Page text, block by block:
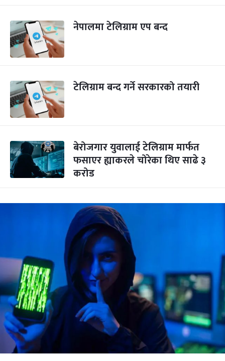
नेपालमा टेलिग्राम एप बन्द
टेलिग्राम बन्द गर्ने सरकारको तयारी
बेरोजगार युवालाई टेलिग्राम मार्फत
फसाएर ह्याकरले चोरेका थिए साढे ३
करोड